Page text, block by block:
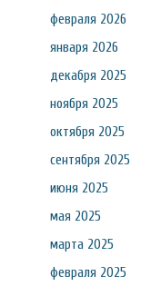
февраля 2026
января 2026
декабря 2025
ноября 2025
октября 2025
сентября 2025
июня 2025
мая 2025
марта 2025
февраля 2025